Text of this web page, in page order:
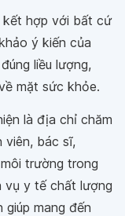
kết hợp với bất cứ
ý kiến của
liều lượng,
mặt sức khỏe.
là địa chỉ chăm
viên, bác sĩ,
trường trong
vụ y tế chất lượng
mang đến